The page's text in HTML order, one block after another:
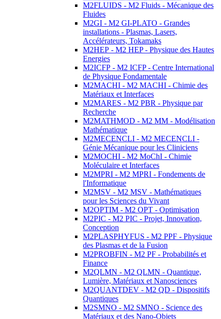
M2FLUIDS - M2 Fluids - Mécanique des
Fluides
M2GI - M2 GI-PLATO - Grandes
installations - Plasmas, Lasers,
Accélérateurs, Tokamaks
M2HEP - M2 HEP - Physique des Hautes
Energies
M2ICFP - M2 ICFP - Centre International
de Physique Fondamentale
M2MACHI - M2 MACHI - Chimie des
Matériaux et Interfaces
M2MARES - M2 PBR - Physique par
Recherche
M2MATHMOD - M2 MM - Modélisation
Mathématique
M2MECENCLI - M2 MECENCLI -
Génie Mécanique pour les Cliniciens
M2MOCHI - M2 MoChI - Chimie
Moléculaire et Interfaces
M2MPRI - M2 MPRI - Fondements de
l'Informatique
M2MSV - M2 MSV - Mathématiques
pour les Sciences du Vivant
M2OPTIM - M2 OPT - Optimisation
M2PIC - M2 PIC - Projet, Innovation,
Conception
M2PLASPHYFUS - M2 PPF - Physique
des Plasmas et de la Fusion
M2PROBFIN - M2 PF - Probabilités et
Finance
M2QLMN - M2 QLMN - Quantique,
Lumière, Matériaux et Nanosciences
M2QUANTDEV - M2 QD - Dispositifs
Quantiques
M2SMNO - M2 SMNO - Science des
Matériaux et des Nano-Objets